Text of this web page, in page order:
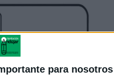
para nosotros